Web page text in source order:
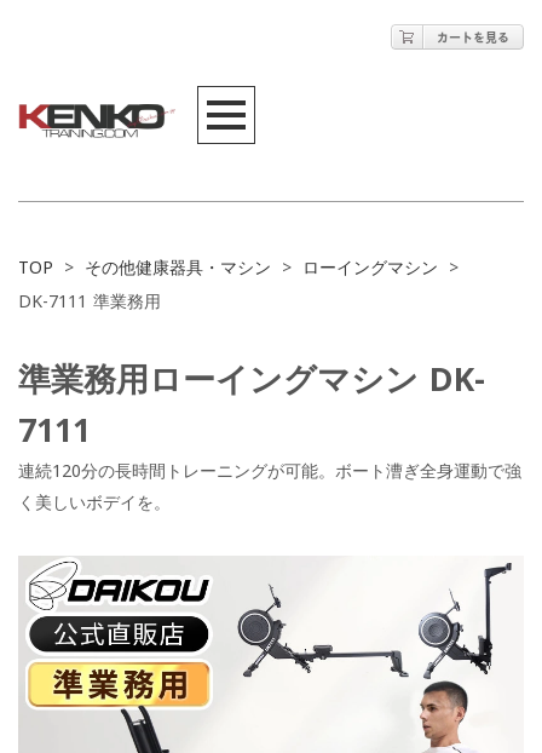
TOP > その他健康器具・マシン > ローイングマシン >
DK-7111 準業務用
準業務用ローイングマシン DK-
7111
連続120分の長時間トレーニングが可能。ボート漕ぎ全身運動で強
く美しいボデイを。